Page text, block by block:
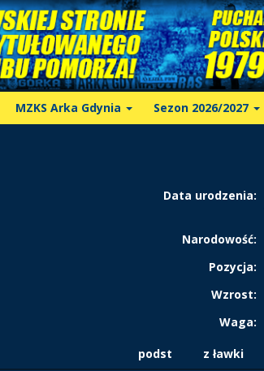
MZKS Arka Gdynia Sezon 2026/2027
Data urodzenia:
Narodowość:
Pozycja:
Wzrost:
Waga:
podst z ławki